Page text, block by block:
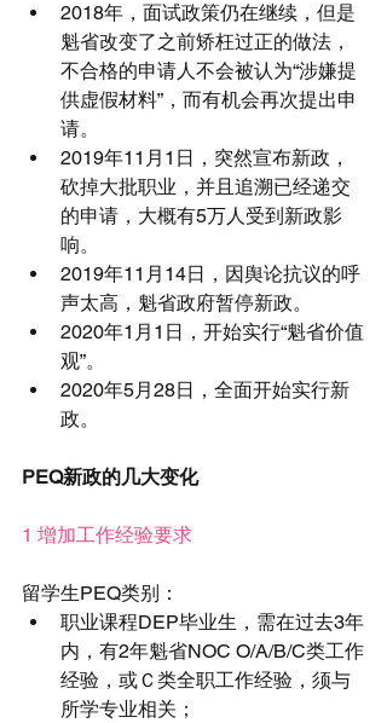
2018年，面试政策仍在继续，但是
魁省改变了之前矫枉过正的做法，
不合格的申请人不会被认为“涉嫌提
供虚假材料”，而有机会再次提出申
请。
2019年11月1日，突然宣布新政，
砍掉大批职业，并且追溯已经递交
的申请，大概有5万人受到新政影
响。
2019年11月14日，因舆论抗议的呼
声太高，魁省政府暂停新政。
2020年1月1日，开始实行“魁省价值
观”。
2020年5月28日，全面开始实行新
政。
PEQ新政的几大变化
1 增加工作经验要求
留学生PEQ类别：
职业课程DEP毕业生，需在过去3年
内，有2年魁省NOC O/A/B/C类工作
经验，或Ｃ类全职工作经验，须与
所学专业相关；